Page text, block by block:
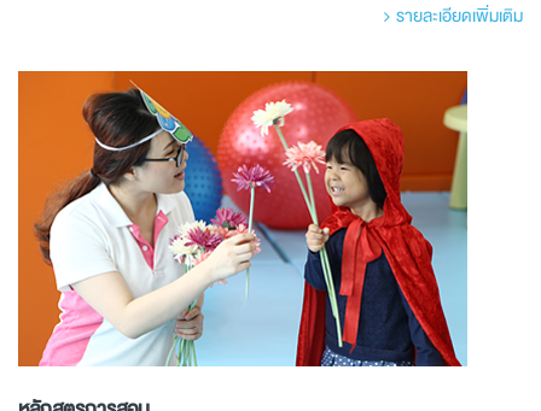
รายละเอียดเพิ่มเติม